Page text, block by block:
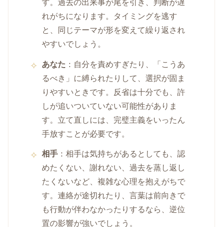
す。過去の出来事が尾を引き、判断が遅
れがちになります。タイミングを逃す
と、同じテーマが形を変えて繰り返され
やすいでしょう。
あなた ：自分を責めすぎたり、「こうあ
るべき」に縛られたりして、選択が固ま
りやすいときです。反省は十分でも、許
しが追いついていない可能性がありま
す。立て直しには、完璧主義をいったん
手放すことが必要です。
相手 ：相手は気持ちがあるとしても、認
めたくない、謝れない、過去を蒸し返し
たくないなど、複雑な心理を抱えがちで
す。連絡が途切れたり、言葉は前向きで
も行動が伴わなかったりするなら、逆位
置の影響が強いでしょう。